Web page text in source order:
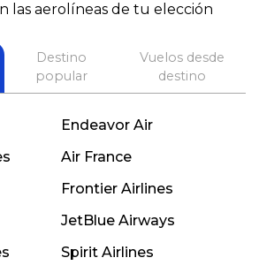
las aerolíneas de tu elección
Destino
popular
Vuelos desde
destino
Endeavor Air
Air France
Frontier Airlines
JetBlue Airways
Spirit Airlines